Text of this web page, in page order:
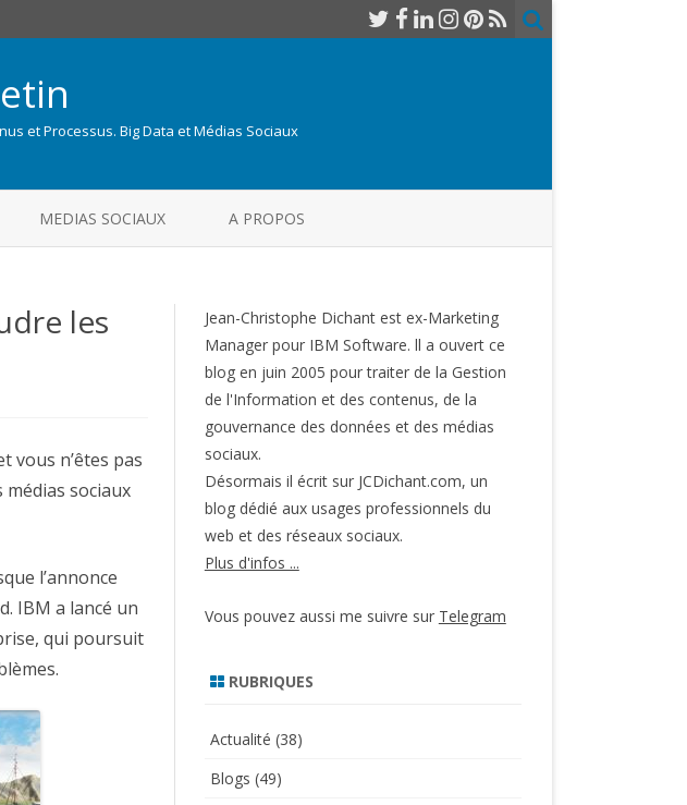
et Processus. Big Data et Médias Sociaux
MEDIAS SOCIAUX A PROPOS
les
vous n’êtes pas
sociaux
l’annonce
IBM a lancé un
qui poursuit
Jean-Christophe Dichant est ex-Marketing
Manager pour IBM Software. ll a ouvert ce
blog en juin 2005 pour traiter de la Gestion
de l'Information et des contenus, de la
gouvernance des données et des médias
sociaux.
Désormais il écrit sur JCDichant.com, un
blog dédié aux usages professionnels du
web et des réseaux sociaux.
Plus d'infos ...
Vous pouvez aussi me suivre sur Telegram
RUBRIQUES
Actualité (38)
Blogs (49)